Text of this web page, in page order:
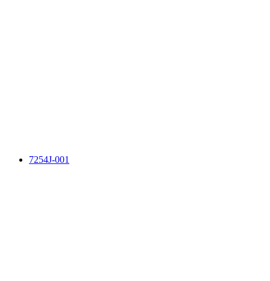
7254J-001